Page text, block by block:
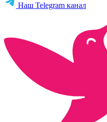
Наш Telegram канал